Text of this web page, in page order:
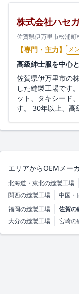
株式会社ハセ
佐賀県伊万里市松浦町
【専門・主力】 メ
高級紳士服を中心
佐賀県伊万里市の
した縫製工場です
ット、タキシード
す。 30年以上、高
エリアからOEMメー
北海道・東北の縫製工場
関西の縫製工場
中国・
福岡の縫製工場
佐賀の
大分の縫製工場
宮崎の